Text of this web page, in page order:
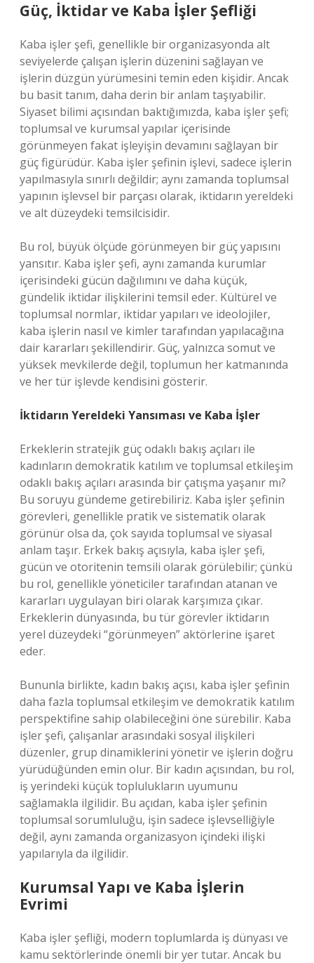
Güç, İktidar ve Kaba İşler Şefliği
Kaba işler şefi, genellikle bir organizasyonda alt
seviyelerde çalışan işlerin düzenini sağlayan ve
işlerin düzgün yürümesini temin eden kişidir. Ancak
bu basit tanım, daha derin bir anlam taşıyabilir.
Siyaset bilimi açısından baktığımızda, kaba işler şefi;
toplumsal ve kurumsal yapılar içerisinde
görünmeyen fakat işleyişin devamını sağlayan bir
güç figürüdür. Kaba işler şefinin işlevi, sadece işlerin
yapılmasıyla sınırlı değildir; aynı zamanda toplumsal
yapının işlevsel bir parçası olarak, iktidarın yereldeki
ve alt düzeydeki temsilcisidir.
Bu rol, büyük ölçüde görünmeyen bir güç yapısını
yansıtır. Kaba işler şefi, aynı zamanda kurumlar
içerisindeki gücün dağılımını ve daha küçük,
gündelik iktidar ilişkilerini temsil eder. Kültürel ve
toplumsal normlar, iktidar yapıları ve ideolojiler,
kaba işlerin nasıl ve kimler tarafından yapılacağına
dair kararları şekillendirir. Güç, yalnızca somut ve
yüksek mevkilerde değil, toplumun her katmanında
ve her tür işlevde kendisini gösterir.
İktidarın Yereldeki Yansıması ve Kaba İşler
Erkeklerin stratejik güç odaklı bakış açıları ile
kadınların demokratik katılım ve toplumsal etkileşim
odaklı bakış açıları arasında bir çatışma yaşanır mı?
Bu soruyu gündeme getirebiliriz. Kaba işler şefinin
görevleri, genellikle pratik ve sistematik olarak
görünür olsa da, çok sayıda toplumsal ve siyasal
anlam taşır. Erkek bakış açısıyla, kaba işler şefi,
gücün ve otoritenin temsili olarak görülebilir; çünkü
bu rol, genellikle yöneticiler tarafından atanan ve
kararları uygulayan biri olarak karşımıza çıkar.
Erkeklerin dünyasında, bu tür görevler iktidarın
yerel düzeydeki “görünmeyen” aktörlerine işaret
eder.
Bununla birlikte, kadın bakış açısı, kaba işler şefinin
daha fazla toplumsal etkileşim ve demokratik katılım
perspektifine sahip olabileceğini öne sürebilir. Kaba
işler şefi, çalışanlar arasındaki sosyal ilişkileri
düzenler, grup dinamiklerini yönetir ve işlerin doğru
yürüdüğünden emin olur. Bir kadın açısından, bu rol,
iş yerindeki küçük toplulukların uyumunu
sağlamakla ilgilidir. Bu açıdan, kaba işler şefinin
toplumsal sorumluluğu, işin sadece işlevselliğiyle
değil, aynı zamanda organizasyon içindeki ilişki
yapılarıyla da ilgilidir.
Kurumsal Yapı ve Kaba İşlerin
Evrimi
Kaba işler şefliği, modern toplumlarda iş dünyası ve
kamu sektörlerinde önemli bir yer tutar. Ancak bu